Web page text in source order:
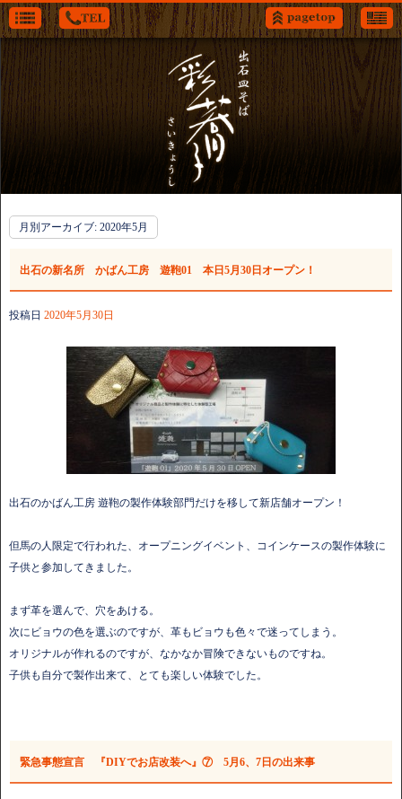
月別アーカイブ: 2020年5月
出石の新名所 かばん工房 遊鞄01 本日5月30日オープン！
投稿日 2020年5月30日
出石のかばん工房 遊鞄の製作体験部門だけを移して新店舗オープン！
但馬の人限定で行われた、オープニングイベント、コインケースの製作体験に
子供と参加してきました。
まず革を選んで、穴をあける。
次にビョウの色を選ぶのですが、革もビョウも色々で迷ってしまう。
オリジナルが作れるのですが、なかなか冒険できないものですね。
子供も自分で製作出来て、とても楽しい体験でした。
緊急事態宣言 『DIYでお店改装へ』⑦ 5月6、7日の出来事